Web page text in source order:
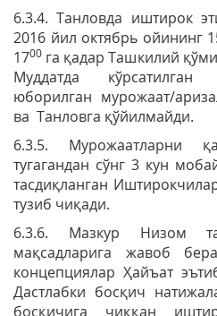
6.3.4. Танловда иштирок
2016 йил октябрь ойининг
1700 га қадар Ташкилий
Муддатда кўрсатилган
юборилган мурожаат/
ва Танловга қўйилмайди.
6.3.5. Мурожаатларни
тугагандан сўнг 3 кун
тасдиқланган
тузиб чиқади.
6.3.6. Мазкур Низом
мақсадларига жавоб
концепциялар Ҳайъат
Дастлабки босқич
босқичига чиққан